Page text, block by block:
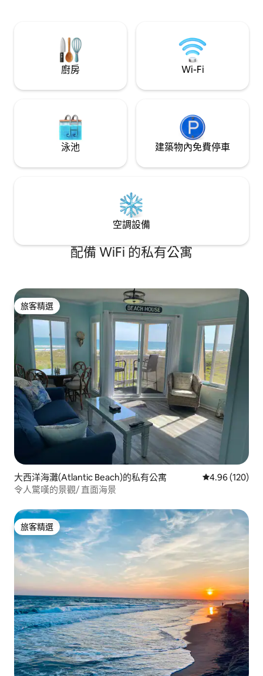
波爐和烤麵包機。
廚房 Wi-Fi
泳池 建築物內免費停車
空調設備
配備 WiFi 的私有公寓
旅客精選
旅客精選
大西洋海灘(Atlantic Beach)的私有公寓 從 120 則評價
4.96 (120)
令人驚嘆的景觀/ 直面海景
旅客精選
旅客精選